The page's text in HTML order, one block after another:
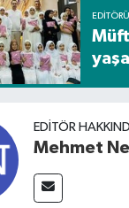
EDITÖR
Mehmet